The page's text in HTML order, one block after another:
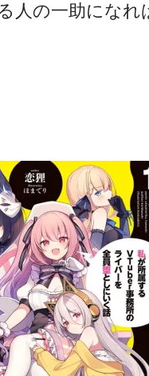
人の一助になれ